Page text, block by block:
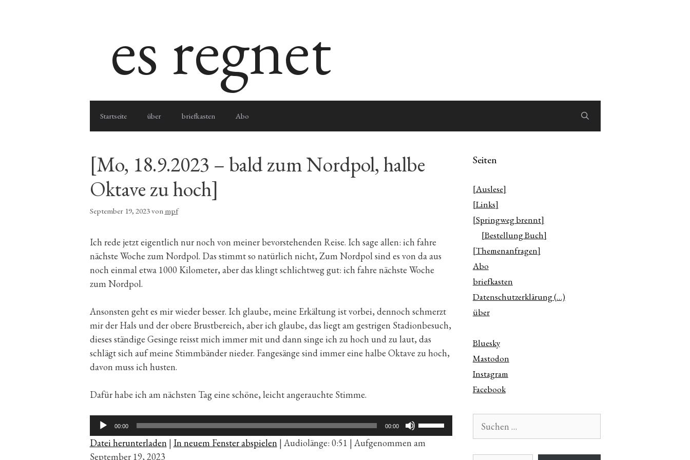
es regnet
Startseite über briefkasten Abo
[Mo, 18.9.2023 – bald zum Nordpol, halbe
Oktave zu hoch]
September 19, 2023von mpf
Ich rede jetzt eigentlich nur noch von meiner bevorstehenden Reise. Ich sage allen: ich fahre
nächste Woche zum Nordpol. Das stimmt so natürlich nicht, Zum Nordpol sind es von da aus
noch einmal etwa 1000 Kilometer, aber das klingt schlichtweg gut: ich fahre nächste Woche
zum Nordpol.
Ansonsten geht es mir wieder besser. Ich glaube, meine Erkältung ist vorbei, dennoch schmerzt
mir der Hals und der obere Brustbereich, aber ich glaube, das liegt am gestrigen Stadionbesuch,
dieses ständige Gesinge reisst mich immer mit und dann singe ich zu hoch und zu laut, das
schlägt sich auf meine Stimmbänder nieder. Fangesänge sind immer eine halbe Oktave zu hoch,
davon muss ich husten.
Dafür habe ich am nächsten Tag eine schöne, leicht angerauchte Stimme.
Audio-
Player
00:00 00:00
Pfeiltasten
Hoch/Runter
benutzen,
Datei herunterladen| In neuem Fenster abspielen| Audiolänge: 0:51 | Aufgenommen am
September 19, 2023
Seiten
[Auslese]
[Links]
[Springweg brennt]
[Bestellung Buch]
[Themenanfragen]
Abo
briefkasten
Datenschutzerklärung (…)
über
Bluesky
Mastodon
Instagram
Facebook
nach:
E-Mail-Adresse